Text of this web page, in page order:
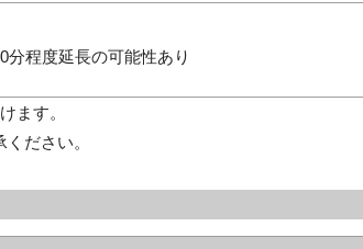
程度延長の可能性あり
ます。
ださい。